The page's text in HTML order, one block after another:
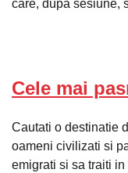
care, dupa sesiune,
Cele mai
Cautati o destinatie
oameni civilizati si
emigrati si sa traiti